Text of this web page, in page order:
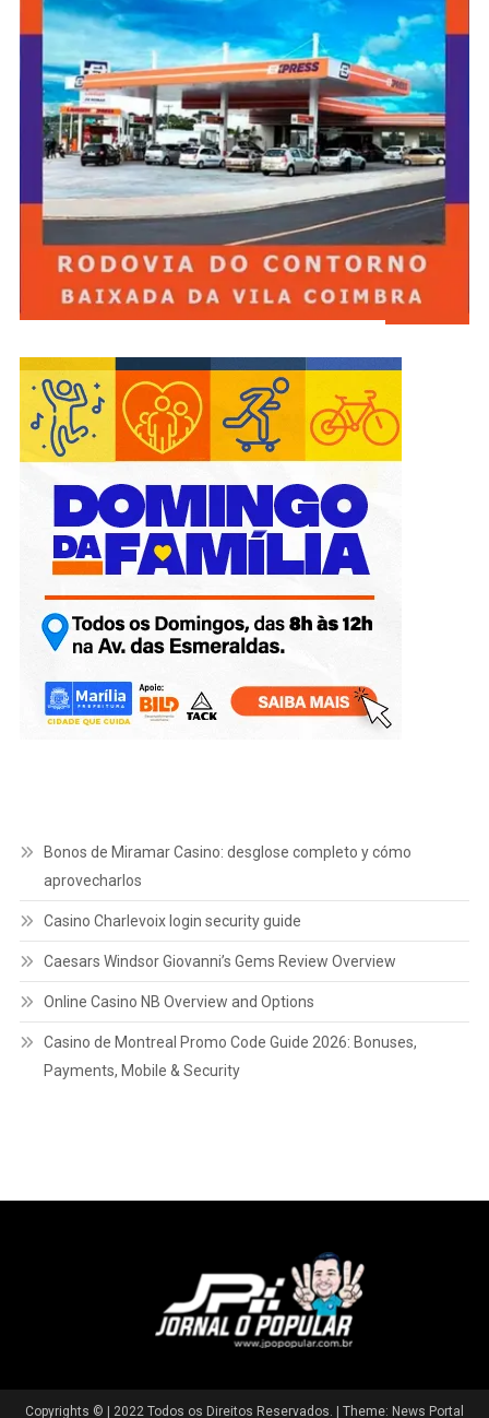
Bonos de Miramar Casino: desglose completo y cómo
aprovecharlos
Casino Charlevoix login security guide
Caesars Windsor Giovanni’s Gems Review Overview
Online Casino NB Overview and Options
Casino de Montreal Promo Code Guide 2026: Bonuses,
Payments, Mobile & Security
Copyrights © | 2022 Todos os Direitos Reservados. | Theme: News Portal